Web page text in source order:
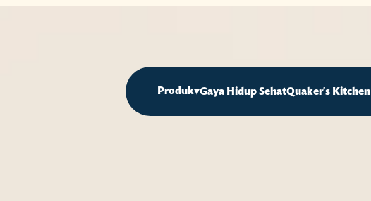
Produk▾Gaya Hidup SehatQuaker's Kitchen